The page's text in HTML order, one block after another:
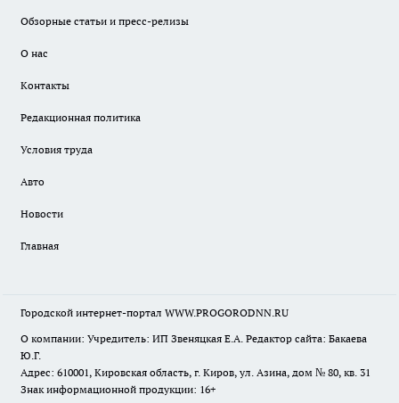
Обзорные статьи и пресс-релизы
О нас
Контакты
Редакционная политика
Условия труда
Авто
Новости
Главная
Городской интернет-портал WWW.PROGORODNN.RU
О компании: Учредитель: ИП Звеняцкая Е.А. Редактор сайта: Бакаева
Ю.Г.
Адрес: 610001, Кировская область, г. Киров, ул. Азина, дом № 80, кв. 31
Знак информационной продукции: 16+